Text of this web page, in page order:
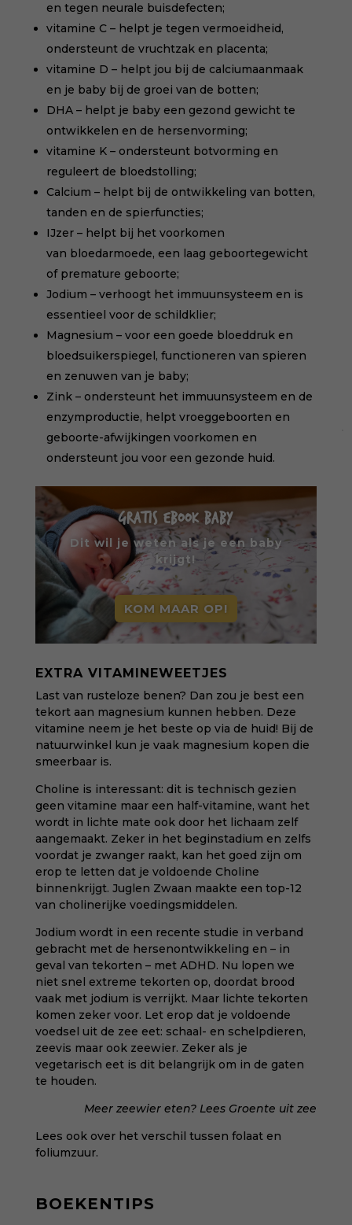
en tegen neurale buisdefecten;
vitamine C – helpt je tegen vermoeidheid,
ondersteunt de vruchtzak en placenta;
vitamine D – helpt jou bij de calciumaanmaak
en je baby bij de groei van de botten;
DHA – helpt je baby een gezond gewicht te
ontwikkelen en de hersenvorming;
vitamine K – ondersteunt botvorming en
reguleert de bloedstolling;
Calcium – helpt bij de ontwikkeling van botten,
tanden en de spierfuncties;
IJzer – helpt bij het voorkomen
van bloedarmoede, een laag geboortegewicht
of premature geboorte;
Jodium – verhoogt het immuunsysteem en is
essentieel voor de schildklier;
Magnesium – voor een goede bloeddruk en
bloedsuikerspiegel, functioneren van spieren
en zenuwen van je baby;
Zink – ondersteunt het immuunsysteem en de
enzymproductie, helpt vroeggeboorten en
geboorte-afwijkingen voorkomen en
ondersteunt jou voor een gezonde huid.
GRATIS EBOOK BABY
Dit wil je weten als je een baby
krijgt!
KOM MAAR OP!
EXTRA VITAMINEWEETJES
Last van rusteloze benen? Dan zou je best een
tekort aan magnesium kunnen hebben. Deze
vitamine neem je het beste op via de huid! Bij de
natuurwinkel kun je vaak magnesium kopen die
smeerbaar is.
Choline is interessant: dit is technisch gezien
geen vitamine maar een half-vitamine, want het
wordt in lichte mate ook door het lichaam zelf
aangemaakt. Zeker in het beginstadium en zelfs
voordat je zwanger raakt, kan het goed zijn om
erop te letten dat je voldoende Choline
binnenkrijgt. Juglen Zwaan maakte een top-12
van cholinerijke voedingsmiddelen.
Jodium wordt in een recente studie in verband
gebracht met de hersenontwikkeling en – in
geval van tekorten – met ADHD. Nu lopen we
niet snel extreme tekorten op, doordat brood
vaak met jodium is verrijkt. Maar lichte tekorten
komen zeker voor. Let erop dat je voldoende
voedsel uit de zee eet: schaal- en schelpdieren,
zeevis maar ook zeewier. Zeker als je
vegetarisch eet is dit belangrijk om in de gaten
te houden.
Meer zeewier eten? Lees Groente uit zee
Lees ook over het verschil tussen folaat en
foliumzuur.
BOEKENTIPS